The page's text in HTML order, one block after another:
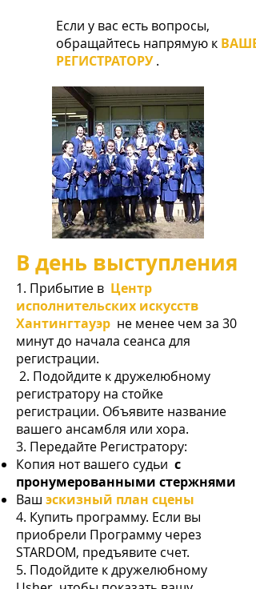
Если у вас есть вопросы,
обращайтесь напрямую к
РЕГИСТРАТОРУ.
В день выступления
1. Прибытие в Центр
исполнительских искусств
Хантингтауэр не менее чем за 30
минут до начала сеанса для
регистрации.
​ 2. Подойдите к дружелюбному
регистратору на стойке
регистрации. Объявите название
вашего ансамбля или хора.
3. Передайте Регистратору:
Копия нот вашего судьи с
пронумерованными стержнями
Ваш эскизный план сцены
4. Купить программу. Если вы
приобрели Программу через
STARDOM, предъявите счет.
5. Подойдите к дружелюбному